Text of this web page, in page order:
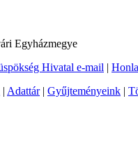
Egyházmegye
Hivatal e-mail |
| Adattár| Gyűjteményeink |